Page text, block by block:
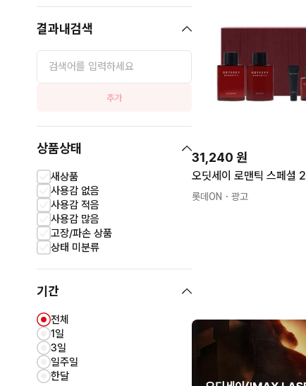
결과내검색
추가
상품상태
새상품
사용감 없음
사용감 적음
사용감 많음
고장/파손 상품
상태 미분류
기간
전체
1일
3일
일주일
한달
31,240 원
오딧세이 로맨틱 스페셜
롯데ON ・광고